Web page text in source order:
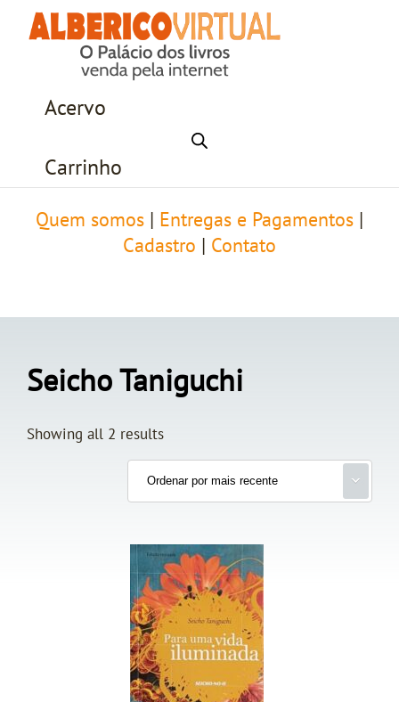
Acervo
Carrinho
Quem somos Entregas e Pagamentos
Cadastro
Contato
Seicho Taniguchi
Showing all 2 results